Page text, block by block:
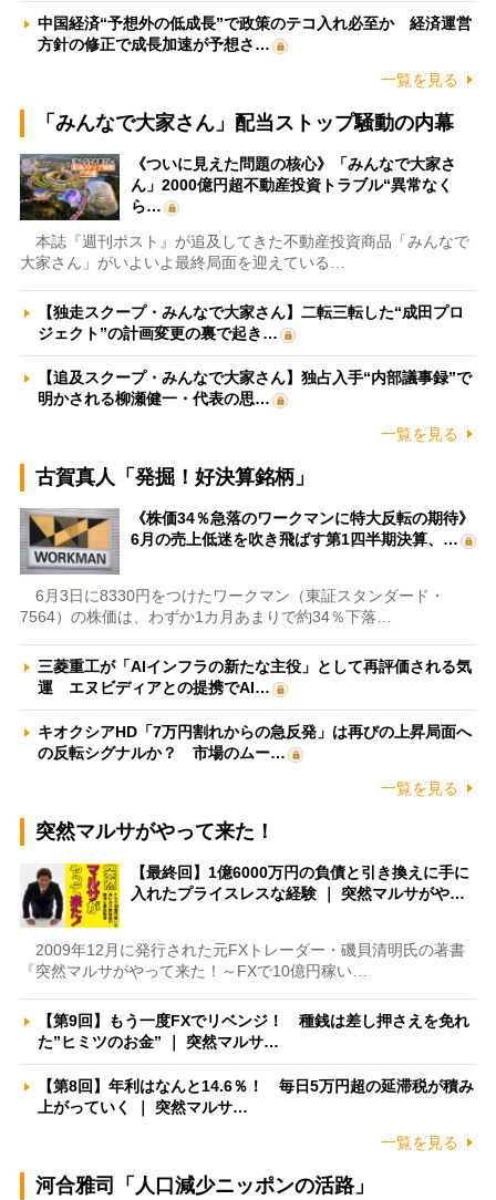
中国経済“予想外の低成長”で政策のテコ入れ必至か 経済運営
方針の修正で成長加速が予想さ…
一覧を見る
「みんなで大家さん」配当ストップ騒動の内幕
《ついに見えた問題の核心》「みんなで大家さ
ん」2000億円超不動産投資トラブル“異常なく
ら…
本誌『週刊ポスト』が追及してきた不動産投資商品「みんなで
大家さん」がいよいよ最終局面を迎えている…
【独走スクープ・みんなで大家さん】二転三転した“成田プロ
ジェクト”の計画変更の裏で起き…
【追及スクープ・みんなで大家さん】独占入手“内部議事録”で
明かされる柳瀬健一・代表の思…
一覧を見る
古賀真人「発掘！好決算銘柄」
《株価34％急落のワークマンに特大反転の期待》
6月の売上低迷を吹き飛ばす第1四半期決算、…
6月3日に8330円をつけたワークマン（東証スタンダード・
7564）の株価は、わずか1カ月あまりで約34％下落…
三菱重工が「AIインフラの新たな主役」として再評価される気
運 エヌビディアとの提携でAI…
キオクシアHD「7万円割れからの急反発」は再びの上昇局面へ
の反転シグナルか？ 市場のムー…
一覧を見る
突然マルサがやって来た！
【最終回】1億6000万円の負債と引き換えに手に
入れたプライスレスな経験 ｜ 突然マルサがや…
2009年12月に発行された元FXトレーダー・磯貝清明氏の著書
『突然マルサがやって来た！～FXで10億円稼い…
【第9回】もう一度FXでリベンジ！ 種銭は差し押さえを免れ
た”ヒミツのお金” ｜ 突然マルサ…
【第8回】年利はなんと14.6％！ 毎日5万円超の延滞税が積み
上がっていく ｜ 突然マルサ…
一覧を見る
河合雅司「人口減少ニッポンの活路」